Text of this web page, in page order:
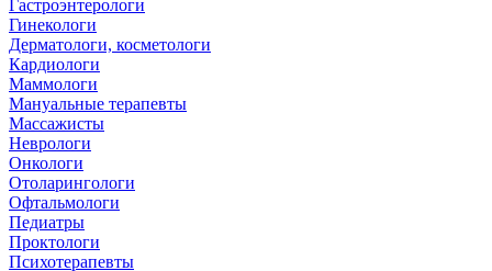
Гастроэнтерологи
Гинекологи
Дерматологи, косметологи
Кардиологи
Маммологи
Мануальные терапевты
Массажисты
Неврологи
Онкологи
Отоларингологи
Офтальмологи
Педиатры
Проктологи
Психотерапевты